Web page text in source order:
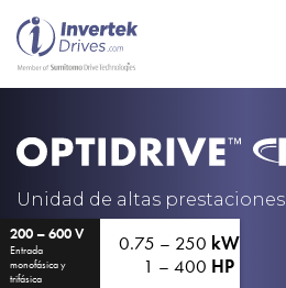
Unidad de altas prestaciones
200 – 600 V
Entrada
monofásica y
trifásica
0.75 – 250 kW
1 – 400 HP